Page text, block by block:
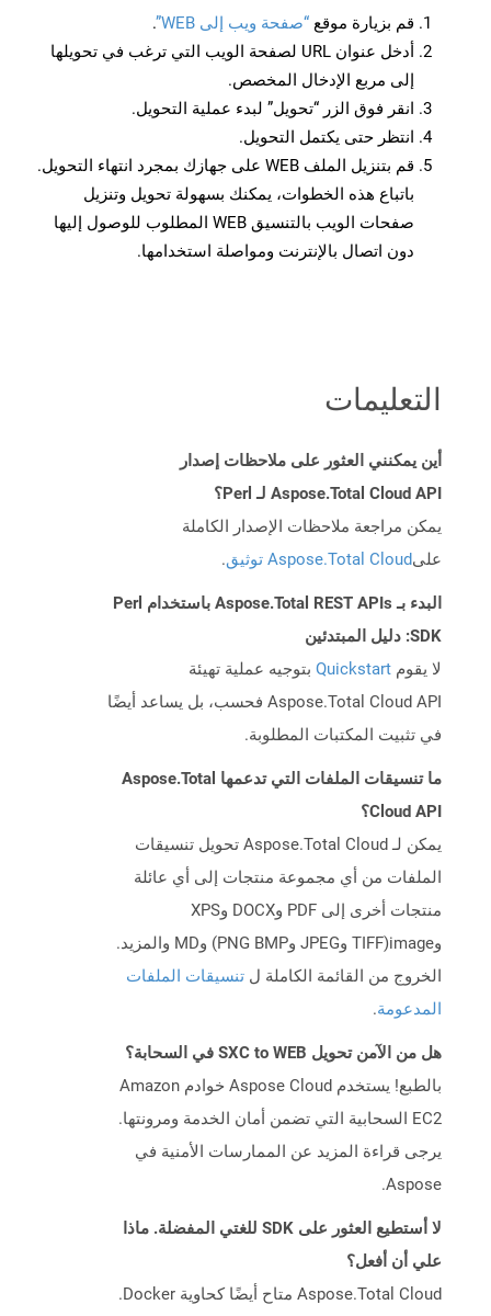
قم بزيارة موقع “صفحة ويب إلى WEB”
.
أدخل عنوان URL لصفحة الويب التي ترغب في تحويلها
إلى مربع الإدخال المخصص.
انقر فوق الزر “تحويل” لبدء عملية التحويل.
انتظر حتى يكتمل التحويل.
قم بتنزيل الملف WEB على جهازك بمجرد انتهاء التحويل.
باتباع هذه الخطوات، يمكنك بسهولة تحويل وتنزيل
صفحات الويب بالتنسيق WEB المطلوب للوصول إليها
دون اتصال بالإنترنت ومواصلة استخدامها.
التعليمات
أين يمكنني العثور على ملاحظات إصدار
Aspose.Total Cloud API لـ Perl؟
يمكن مراجعة ملاحظات الإصدار الكاملة
علىAspose.Total Cloud توثيق .
البدء بـ Aspose.Total REST APIs باستخدام Perl
SDK: دليل المبتدئين
لا يقوم Quickstart بتوجيه عملية تهيئة
Aspose.Total Cloud API فحسب، بل يساعد أيضًا
في تثبيت المكتبات المطلوبة.
ما تنسيقات الملفات التي تدعمها Aspose.Total
Cloud API؟
يمكن لـ Aspose.Total Cloud تحويل تنسيقات
الملفات من أي مجموعة منتجات إلى أي عائلة
منتجات أخرى إلى PDF وDOCX وXPS
وimage(TIFF وJPEG وPNG BMP) وMD والمزيد.
الخروج من القائمة الكاملة ل تنسيقات الملفات
المدعومة.
هل من الآمن تحويل SXC to WEB في السحابة؟
بالطبع! يستخدم Aspose Cloud خوادم Amazon
EC2 السحابية التي تضمن أمان الخدمة ومرونتها.
يرجى قراءة المزيد عن الممارسات الأمنية في
Aspose.
لا أستطيع العثور على SDK للغتي المفضلة. ماذا
علي أن أفعل؟
Aspose.Total Cloud متاح أيضًا كحاوية Docker.